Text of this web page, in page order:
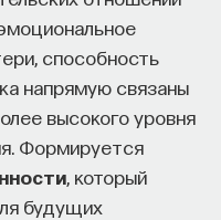
способность
напрямую связаны
высокого уровня
Формируется
, который
будущих